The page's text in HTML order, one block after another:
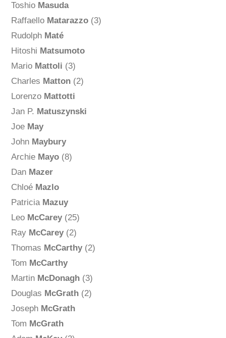
Toshio Masuda
Raffaello Matarazzo(3)
Rudolph Maté
Hitoshi Matsumoto
Mario Mattoli (3)
Charles Matton(2)
Lorenzo Mattotti
Jan P. Matuszynski
Joe May
John Maybury
Archie Mayo(8)
Dan Mazer
Chloé Mazlo
Patricia Mazuy
Leo McCarey(25)
Ray McCarey(2)
Thomas McCarthy(2)
Tom McCarthy
Martin McDonagh(3)
Douglas McGrath(2)
Joseph McGrath
Tom McGrath